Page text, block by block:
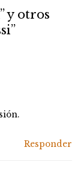
y otros
Responder